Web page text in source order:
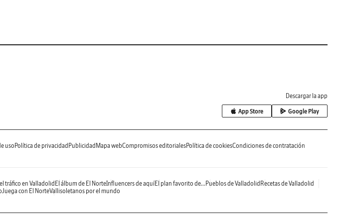
Descargar la app
App Store Google Play
usoPolítica de privacidad Publicidad Mapa webCompromisos editorialesPolítica de cookiesCondiciones de contratación
tráfico en Valladolid El álbum de El NorteInfluencers de aquíEl plan favorito de... Pueblos de Valladolid Recetas de Valladolid
Juega con El NorteVallisoletanos por el mundo